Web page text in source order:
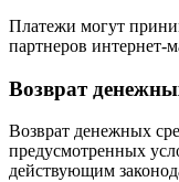
Платежи могут
партнеров интернет-
Возврат
Возврат денежных
предусмотренных
действующим